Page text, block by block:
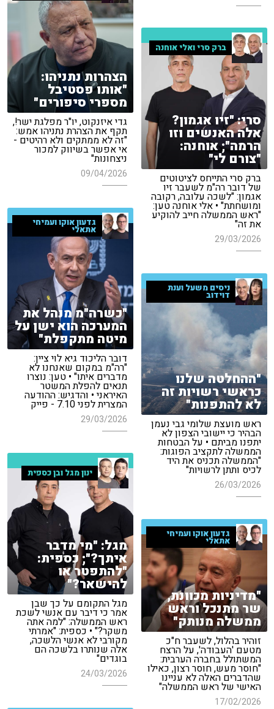
הצהרות נתניהו:
"אותו פסטיבל
מספרי סיפורים"
גדי איזנקוט, יו"ר מפלגת ישר!,
תקף את הצהרת נתניהו אמש:
"זה לא ממתקים ולא רהיטים -
אי אפשר בשיווק למכור
ניצחונות"
09/04/2026
ברק סרי ואלי אוחנה
סרי: "זיו אגמון?
אלה האנשים וזו
הרמה"; אוחנה:
"צורם לי"
ברק סרי התייחס לציטוטים
של דובר רה"מ לשעבר זיו
אגמון: "לשכה עלובה, רקובה
ומושחתת" • אלי אוחנה טען:
"ראש הממשלה חייב להוקיע
את זה"
29/03/2026
גדעון אוקו ועמיחי
אתאלי
"כשרה"מ מנהל את
המערכה הוא ישן על
מיטה מתקפלת"
דובר הליכוד גיא לוי ציין:
"רה"מ במקום שאנחנו לא
מדברים איתו" • טען: נוצרו
תנאים להפלת המשטר
האיראני • והדגיש: ההודעה
המצרית לפני 7.10 - פייק
29/03/2026
ניסים משעל וענת
דוידוב
"ההחלטה שלנו
כראשי רשויות זה
לא להתפנות"
ראש מועצת שלומי גבי נעמן
הבהיר כי יישובי הצפון לא
יתפנו מביתם • על הבטחות
הממשלה לתקציב הפוגות:
"הממשלה תכניס את היד
לכיס ותתן לרשויות"
26/03/2026
ינון מגל ובן כספית
מגל: "מי מדבר
איתך?"; כספית:
"להתפטר או
להישאר?"
מגל התקומם על כך שבן
אמר כי דיבר עם אנשי לשכת
ראש הממשלה: "למה אתה
משקר?" • כספית: "אמרתי
מקורבי לא אנשי הלשכה,
אלה שנותרו בלשכה הם
בוגדים"
24/03/2026
גדעון אוקו ועמיחי
אתאלי
"מדיניות מכוונת,
שר מתנכל וראש
ממשלה מנותק"
זוהיר בהלול, לשעבר ח"כ
מטעם 'העבודה', על הרצח
המשתולל בחברה הערבית:
"חוסר מעש, חוסר רצון, כאילו
שהדברים האלה לא עניינו
האישי של ראש הממשלה"
17/02/2026